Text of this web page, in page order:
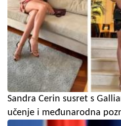
Sandra Cerin susret s
učenje i međunarodna